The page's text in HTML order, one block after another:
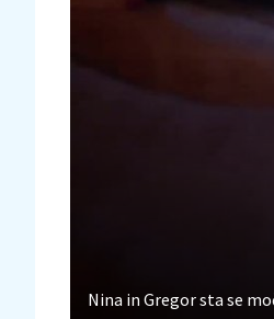
Nina in Gregor sta se